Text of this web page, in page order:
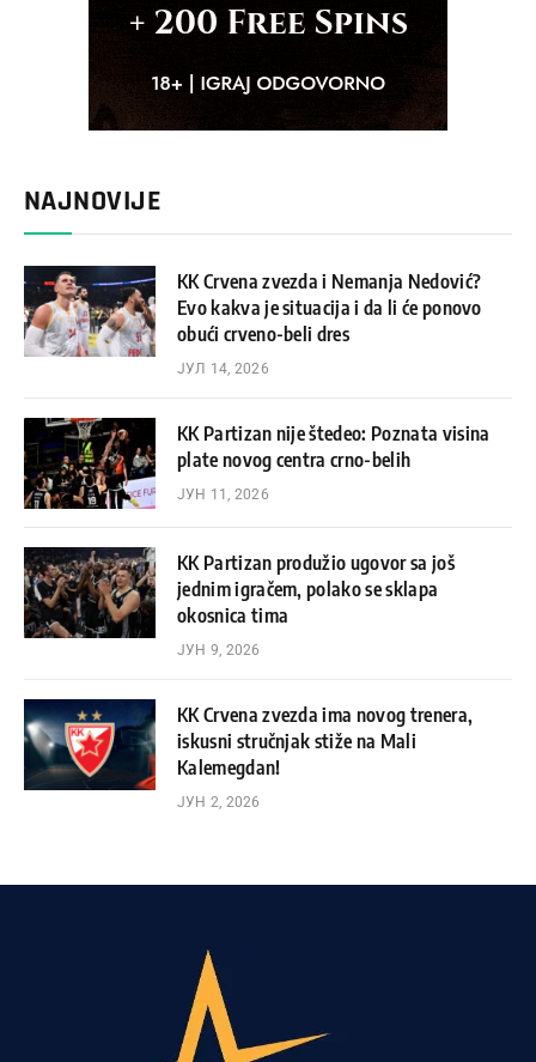
NAJNOVIJE
KK Crvena zvezda i Nemanja Nedović?
Evo kakva je situacija i da li će ponovo
obući crveno-beli dres
ЈУЛ 14, 2026
KK Partizan nije štedeo: Poznata visina
plate novog centra crno-belih
ЈУН 11, 2026
KK Partizan produžio ugovor sa još
jednim igračem, polako se sklapa
okosnica tima
ЈУН 9, 2026
KK Crvena zvezda ima novog trenera,
iskusni stručnjak stiže na Mali
Kalemegdan!
ЈУН 2, 2026